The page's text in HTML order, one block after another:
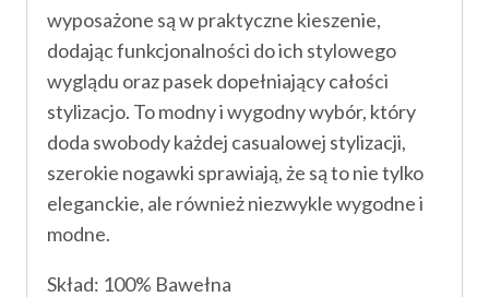
wyposażone są w praktyczne kieszenie,
dodając funkcjonalności do ich stylowego
wyglądu oraz pasek dopełniający całości
stylizacjo. To modny i wygodny wybór, który
doda swobody każdej casualowej stylizacji,
szerokie nogawki sprawiają, że są to nie tylko
eleganckie, ale również niezwykle wygodne i
modne.
Skład: 100% Bawełna